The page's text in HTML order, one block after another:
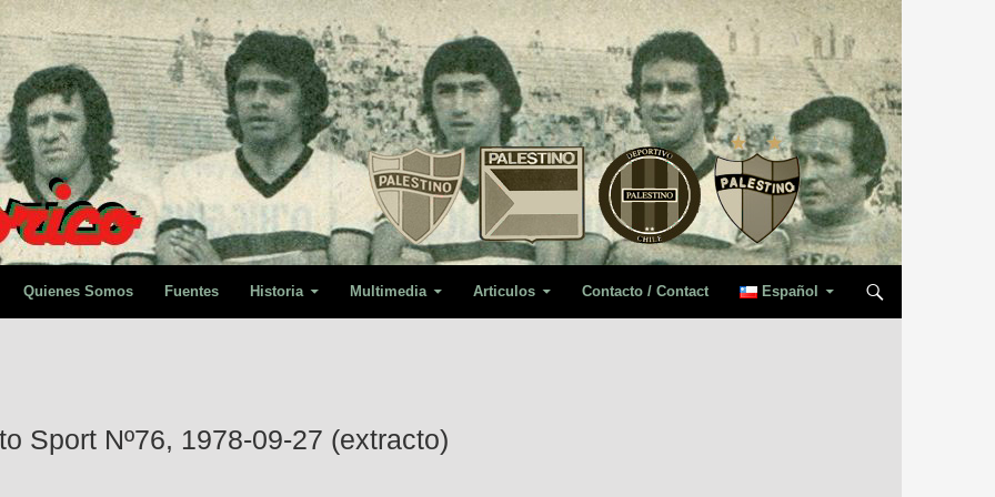
Quienes Somos Fuentes Historia Multimedia Articulos Contacto / Contact Español
Sport Nº76, 1978-09-27 (extracto)